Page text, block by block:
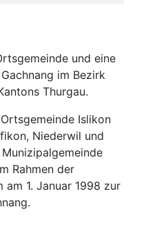
und eine
im Bezirk
Thurgau.
Islikon
Niederwil und
Rahmen der
am 1. Januar 1998 zur